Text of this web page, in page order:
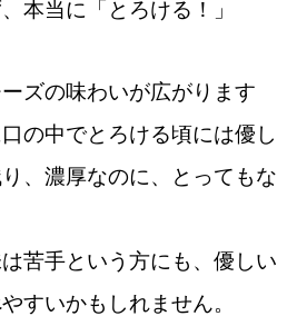
す、あなたとつくる、
本当に「とろける！」
ズの味わいが広がります
の中でとろける頃には優し
、濃厚なのに、とってもな
苦手という方にも、優しい
すいかもしれません。